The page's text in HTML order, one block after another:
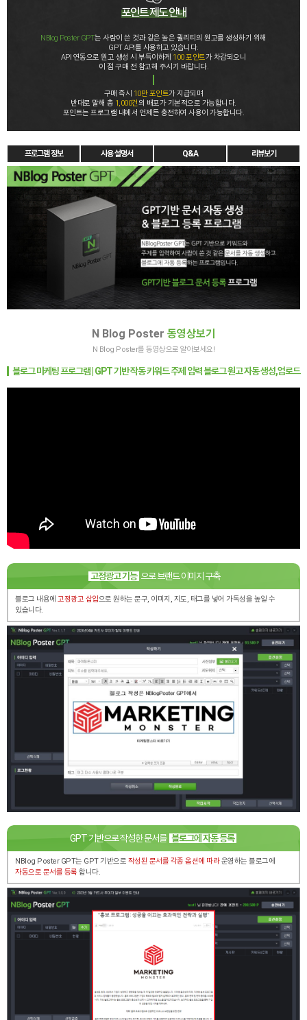
포인트 제도 안내
NBlog Poster GPT는 사람이 쓴 것과 같은 높은 퀄리티의 원고를 생성하기 위해
GPT API를 사용하고 있습니다.
API 연동으로 원고 생성 시 부득이하게 100 포인트가 차감되오니
이 점 구매 전 참고해 주시기 바랍니다.
구매 즉시 10만 포인트가 지급되며
반대로 말해 총 1,000건의 배포가 기본적으로 가능합니다.
포인트는 프로그램 내에서 언제든 충전하여 사용이 가능합니다.
프로그램 정보 사용 설명서 Q&A 리뷰보기
N Blog Poster 동영상보기
N Blog Poster를 동영상으로 알아보세요!
블로그 마케팅 프로그램 | GPT 기반 작동 키워드 주제 입력 블로그 원고 자동 생성,업로드
고정광고 기능 으로 브랜드 이미지 구축
블로그 내용에 고정광고 삽입으로 원하는 문구, 이미지, 지도, 태그를 넣어 가독성을 높일 수
있습니다.
GPT 기반으로 작성한 문서를 블로그에 자동 등록
NBlog Poster GPT는 GPT 기반으로 작성된 문서를 각종 옵션에 따라운영하는 블로그에
자동으로 문서를 등록 합니다.